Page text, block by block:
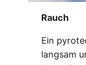
Rauch
Ein
langsam